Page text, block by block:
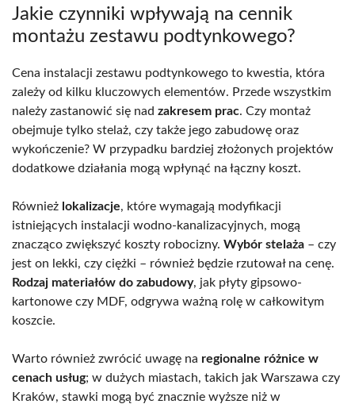
Jakie czynniki wpływają na cennik
montażu zestawu podtynkowego?
Cena instalacji zestawu podtynkowego to kwestia, która
zależy od kilku kluczowych elementów. Przede wszystkim
należy zastanowić się nad zakresem prac. Czy montaż
obejmuje tylko stelaż, czy także jego zabudowę oraz
wykończenie? W przypadku bardziej złożonych projektów
dodatkowe działania mogą wpłynąć na łączny koszt.
Również lokalizacje, które wymagają modyfikacji
istniejących instalacji wodno-kanalizacyjnych, mogą
znacząco zwiększyć koszty robocizny. Wybór stelaża – czy
jest on lekki, czy ciężki – również będzie rzutował na cenę.
Rodzaj materiałów do zabudowy, jak płyty gipsowo-
kartonowe czy MDF, odgrywa ważną rolę w całkowitym
koszcie.
Warto również zwrócić uwagę na regionalne różnice w
cenach usług; w dużych miastach, takich jak Warszawa czy
Kraków, stawki mogą być znacznie wyższe niż w